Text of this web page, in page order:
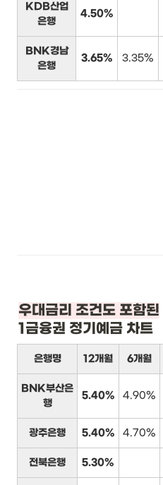
KDB산업
은행
4.50%
BNK경남
은행
3.65% 3.35%
우대금리 조건도 포함된
1금융권 정기예금 차트
은행명 12개월 6개월
BNK부산은
행
5.40% 4.90%
광주은행 5.40% 4.70%
전북은행 5.30%